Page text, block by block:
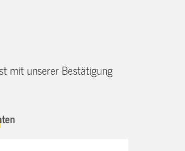
mit unserer Bestätigung